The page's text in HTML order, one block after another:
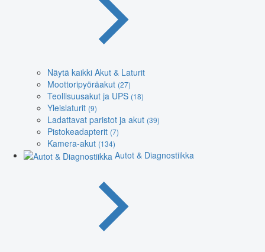
Näytä kaikki Akut & Laturit
Moottoripyöräakut (27)
Teollisuusakut ja UPS (18)
Yleislaturit (9)
Ladattavat paristot ja akut (39)
Pistokeadapterit (7)
Kamera-akut (134)
Autot & Diagnostiikka